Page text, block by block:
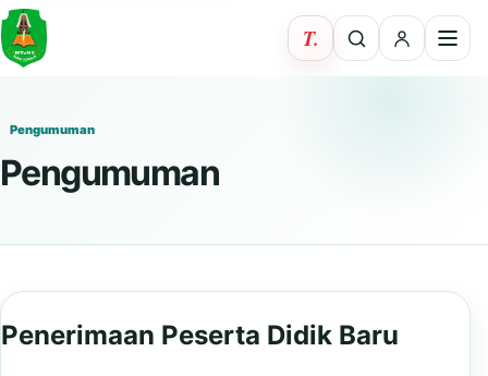
Pengumuman
Pengumuman
Penerimaan Peserta Didik Baru